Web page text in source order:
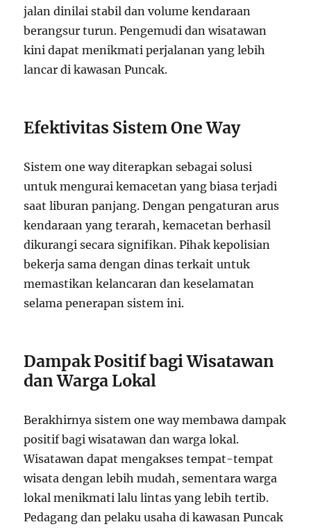
jalan dinilai stabil dan volume kendaraan
berangsur turun. Pengemudi dan wisatawan
kini dapat menikmati perjalanan yang lebih
lancar di kawasan Puncak.
Efektivitas Sistem One Way
Sistem one way diterapkan sebagai solusi
untuk mengurai kemacetan yang biasa terjadi
saat liburan panjang. Dengan pengaturan arus
kendaraan yang terarah, kemacetan berhasil
dikurangi secara signifikan. Pihak kepolisian
bekerja sama dengan dinas terkait untuk
memastikan kelancaran dan keselamatan
selama penerapan sistem ini.
Dampak Positif bagi Wisatawan
dan Warga Lokal
Berakhirnya sistem one way membawa dampak
positif bagi wisatawan dan warga lokal.
Wisatawan dapat mengakses tempat-tempat
wisata dengan lebih mudah, sementara warga
lokal menikmati lalu lintas yang lebih tertib.
Pedagang dan pelaku usaha di kawasan Puncak